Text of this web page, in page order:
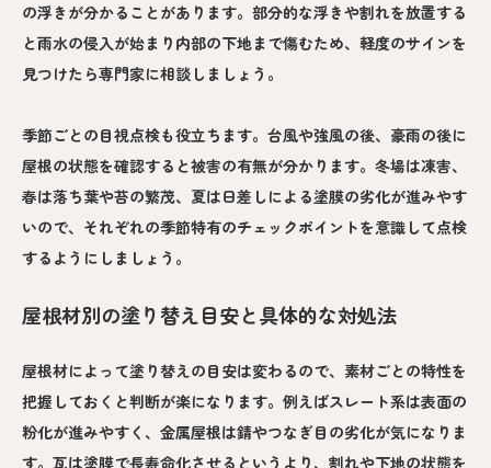
の浮きが分かることがあります。部分的な浮きや割れを放置する
と雨水の侵入が始まり内部の下地まで傷むため、軽度のサインを
見つけたら専門家に相談しましょう。
季節ごとの目視点検も役立ちます。台風や強風の後、豪雨の後に
屋根の状態を確認すると被害の有無が分かります。冬場は凍害、
春は落ち葉や苔の繁茂、夏は日差しによる塗膜の劣化が進みやす
いので、それぞれの季節特有のチェックポイントを意識して点検
するようにしましょう。
屋根材別の塗り替え目安と具体的な対処法
屋根材によって塗り替えの目安は変わるので、素材ごとの特性を
把握しておくと判断が楽になります。例えばスレート系は表面の
粉化が進みやすく、金属屋根は錆やつなぎ目の劣化が気になりま
す。瓦は塗膜で長寿命化させるというより、割れや下地の状態を